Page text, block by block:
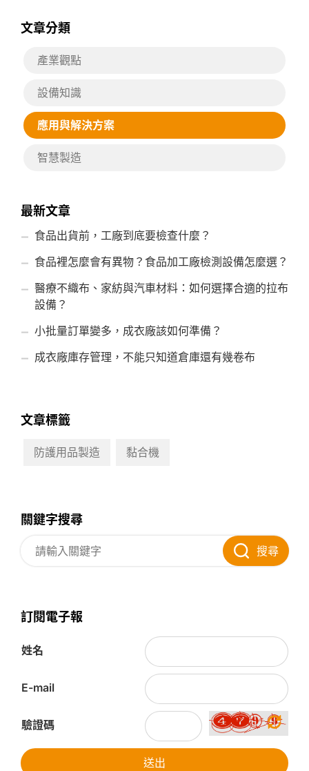
文章分類
產業觀點
設備知識
應用與解決方案
智慧製造
最新文章
食品出貨前，工廠到底要檢查什麼？
食品裡怎麼會有異物？食品加工廠檢測設備怎麼選？
醫療不織布、家紡與汽車材料：如何選擇合適的拉布
設備？
小批量訂單變多，成衣廠該如何準備？
成衣廠庫存管理，不能只知道倉庫還有幾卷布
文章標籤
防護用品製造 黏合機
關鍵字搜尋
搜尋
訂閱電子報
姓名
E-mail
驗證碼
送出